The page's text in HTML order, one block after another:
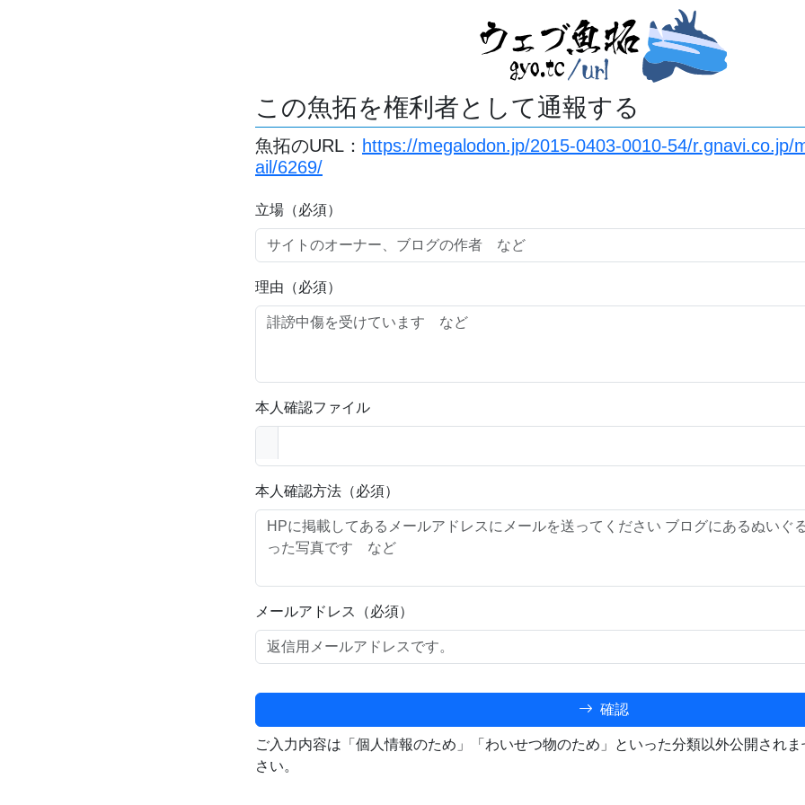
この魚拓を権利者として通報する
魚拓のURL： https://megalodon.jp/2015-0403-0010-54/r.gnavi.co.jp/
ail/6269/
立場（必須）
理由（必須）
本人確認ファイル
本人確認方法（必須）
メールアドレス（必須）
確認
ご入力内容は「個人情報のため」「わいせつ物のため」といった分類以外公開され
さい。